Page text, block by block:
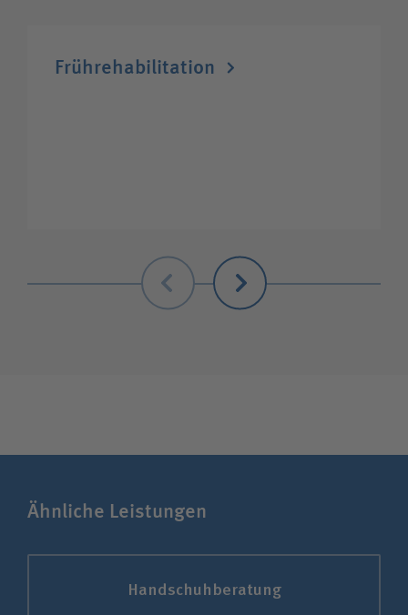
Früh­rehabilitation
Zurück Weiter
Ähnliche Leistungen
Handschuhberatung